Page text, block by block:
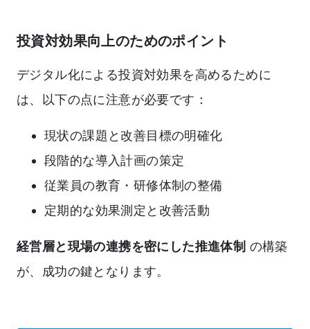
投資対効果向上のためのポイント
デジタル化による投資対効果を高めるために
は、以下の点に注意が必要です：
現状の課題と改善目標の明確化
段階的な導入計画の策定
従業員の教育・研修体制の整備
定期的な効果測定と改善活動
経営層と現場の連携を密にした推進体制 の構築
が、成功の鍵となります。